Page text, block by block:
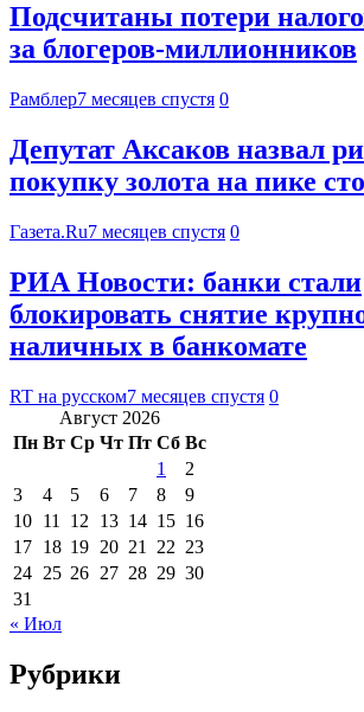
Подсчитаны потери
за блогеров-миллионников
Рамблер7 месяцев спустя 0
Депутат Аксаков назвал
покупку золота на пике
Газета.Ru7 месяцев спустя 0
РИА Новости: банки стали
блокировать снятие
наличных в банкомате
RT на русском7 месяцев спустя 0
Август 2026
Пн Вт Ср Чт Пт Сб Вс
1
2
3
4 5 6 7 8
9
10 11 12 13 14 15 16
17 18 19 20 21 22 23
24 25 26 27 28 29 30
31
« Июл
Рубрики